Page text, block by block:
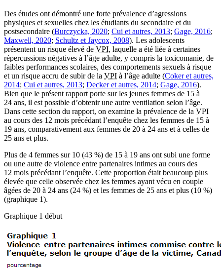
Des études ont démontré une forte prévalence d’agressions
physiques et sexuelles chez les étudiants du secondaire et du
postsecondaire (Burczycka, 2020; Cui et autres, 2013; Gage, 2016;
Maxwell, 2020; Schultz et Jaycox, 2008). Les adolescents
présentent un risque élevé de VPI, laquelle a été liée à certaines
répercussions négatives à l’âge adulte, y compris la toxicomanie, de
faibles performances scolaires, des comportements sexuels à risque
et un risque accru de subir de la VPI à l’âge adulte (Coker et autres,
2014; Cui et autres, 2013; Decker et autres, 2014; Gage, 2016).
Bien que le présent rapport porte sur les jeunes femmes de 15 à
24 ans, il est possible d’obtenir une autre ventilation selon l’âge.
Dans cette section du rapport, on examine la prévalence de la VPI
au cours des 12 mois précédant l’enquête chez les femmes de 15 à
19 ans, comparativement aux femmes de 20 à 24 ans et à celles de
25 ans et plus.
Plus de 4 femmes sur 10 (43 %) de 15 à 19 ans ont subi une forme
ou une autre de violence entre partenaires intimes au cours des
12 mois précédant l’enquête. Cette proportion était beaucoup plus
élevée que celle observée chez les femmes ayant vécu en couple
âgées de 20 à 24 ans (24 %) et les femmes de 25 ans et plus (10 %)
(graphique 1).
Graphique 1 début